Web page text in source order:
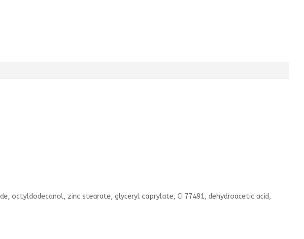
octyldodecanol, zinc stearate, glyceryl caprylate, CI 77491, dehydroacetic acid,